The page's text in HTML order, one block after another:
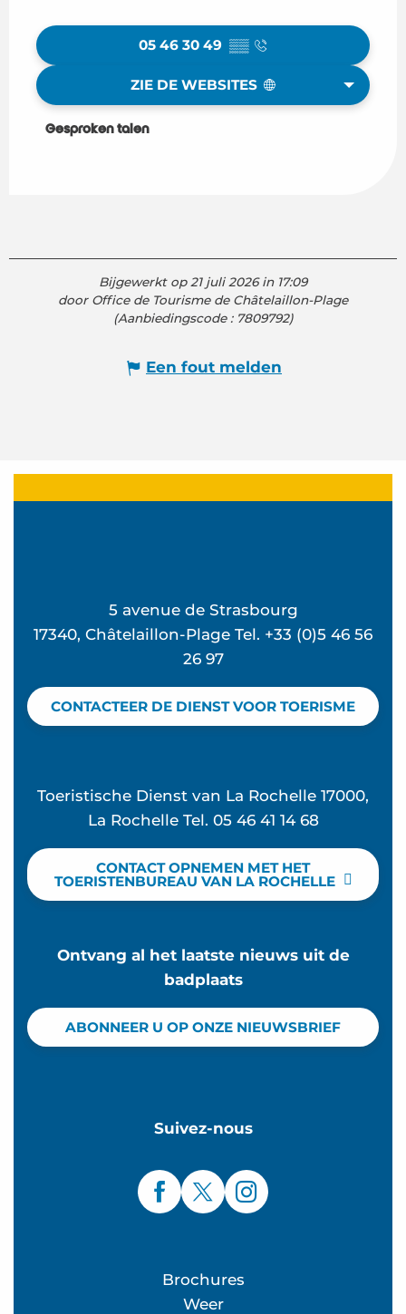
05 46 30 49 ▒▒
ZIE DE WEBSITES
Gesproken talen
Gesproken talen
Bijgewerkt op 21 juli 2026 in 17:09
door Office de Tourisme de Châtelaillon-Plage
(Aanbiedingscode : 7809792)
Een fout melden
5 avenue de Strasbourg
17340, Châtelaillon-Plage Tel. +33 (0)5 46 56
26 97
CONTACTEER DE DIENST VOOR TOERISME
Toeristische Dienst van La Rochelle 17000,
La Rochelle Tel. 05 46 41 14 68
CONTACT OPNEMEN MET HET
TOERISTENBUREAU VAN LA ROCHELLE
Ontvang al het laatste nieuws uit de
badplaats
ABONNEER U OP ONZE NIEUWSBRIEF
Suivez-nous
Brochures
Weer